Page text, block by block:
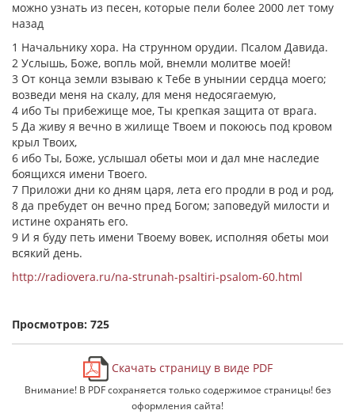
можно узнать из песен, которые пели более 2000 лет тому
назад
1 Начальнику хора. На струнном орудии. Псалом Давида.
2 Услышь, Боже, вопль мой, внемли молитве моей!
3 От конца земли взываю к Тебе в унынии сердца моего;
возведи меня на скалу, для меня недосягаемую,
4 ибо Ты прибежище мое, Ты крепкая защита от врага.
5 Да живу я вечно в жилище Твоем и покоюсь под кровом
крыл Твоих,
6 ибо Ты, Боже, услышал обеты мои и дал мне наследие
боящихся имени Твоего.
7 Приложи дни ко дням царя, лета его продли в род и род,
8 да пребудет он вечно пред Богом; заповедуй милости и
истине охранять его.
9 И я буду петь имени Твоему вовек, исполняя обеты мои
всякий день.
http://radiovera.ru/na-strunah-psaltiri-psalom-60.html
Просмотров: 725
Скачать страницу в виде PDF
Внимание! В PDF сохраняется только содержимое страницы! без
оформления сайта!